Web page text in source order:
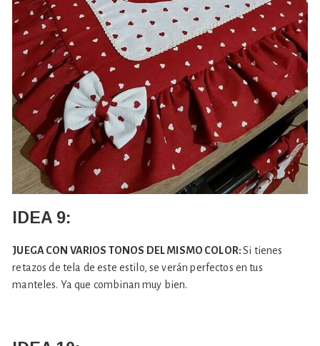
IDEA 9:
JUEGA CON VARIOS TONOS DEL MISMO COLOR:Si tienes
retazos de tela de este estilo, se verán perfectos en tus
manteles. Ya que combinan muy bien.